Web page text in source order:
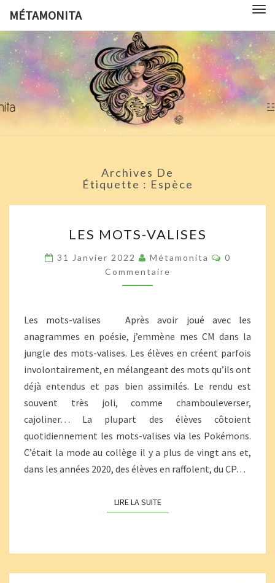
MÉTAMONITA
Pédagogie,
Arts
Visuels,
Sciences
Pop
Culture Et
Archives De
Étiquette : Espèce
MOTS-
LES MOTS-VALISES
31 Janvier 2022 Métamonita
0
Commentaire
Les mots-valises Après avoir joué avec les
anagrammes en poésie, j’emmène mes CM dans la
jungle des mots-valises. Les élèves en créent parfois
involontairement, en mélangeant des mots qu’ils ont
déjà entendus et pas bien assimilés. Le rendu est
souvent très joli, comme chambouleverser,
cajoliner… La plupart des élèves côtoient
quotidiennement les mots-valises via les Pokémons.
C’était la mode au collège il y a plus de vingt ans et,
dans les années 2020, des élèves en raffolent, du CP…
LIRE LA SUITELIRE LA SUITE